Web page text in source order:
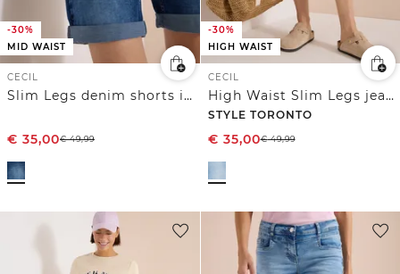
-30%
MID WAIST
CECIL
Slim Legs denim shorts in een casual fit
€ 35,00€49,99
-30%
HIGH WAIST
CECIL
High Waist Slim Legs jeans in Slim Fit
STYLE TORONTO
€ 35,00€49,99